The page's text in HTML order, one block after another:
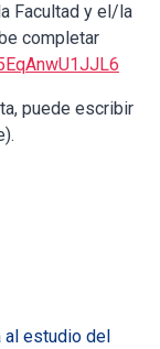
Facultad y el/la
completar
puede escribir
al estudio del